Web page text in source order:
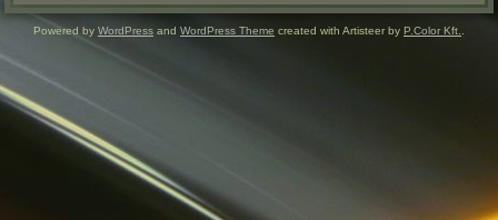
Powered by WordPress and WordPress Theme created with Artisteer by P.Color Kft.